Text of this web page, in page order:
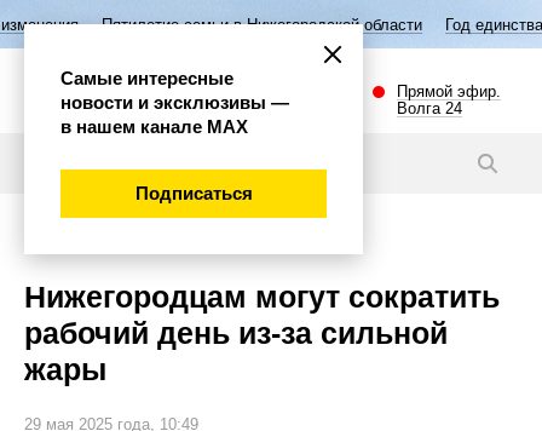
семьи в Нижегородской области Год единства народов
Прямой эфир.
Волга 24
Нижегородцам могут сократить
рабочий день из-за сильной
жары
29 мая 2025 года, 10:49
Самые интересные
новости и эксклюзивы —
в нашем канале МАХ
Подписаться